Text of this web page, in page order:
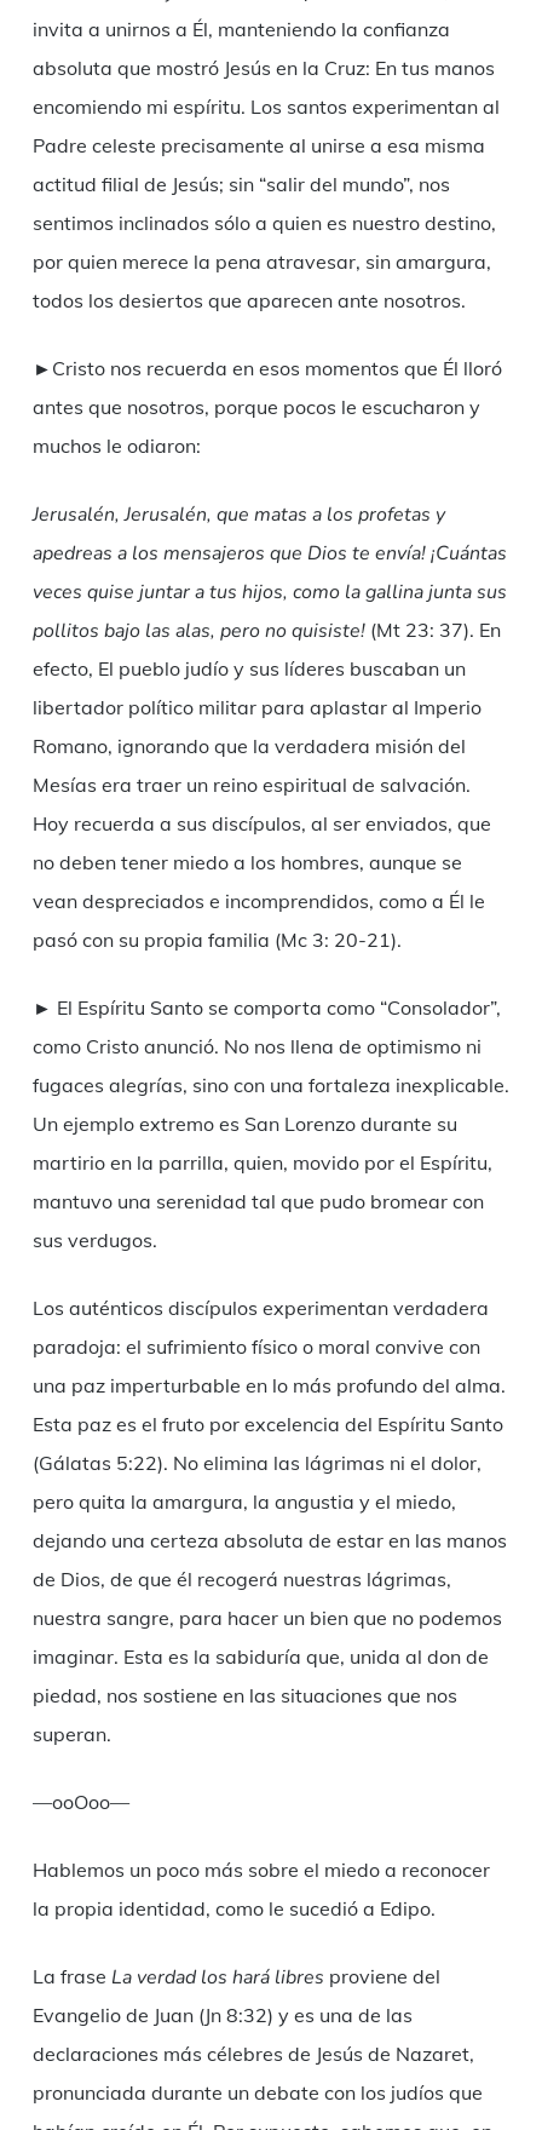
invita a unirnos a Él, manteniendo la confianza
absoluta que mostró Jesús en la Cruz: En tus manos
encomiendo mi espíritu. Los santos experimentan al
Padre celeste precisamente al unirse a esa misma
actitud filial de Jesús; sin “salir del mundo”, nos
sentimos inclinados sólo a quien es nuestro destino,
por quien merece la pena atravesar, sin amargura,
todos los desiertos que aparecen ante nosotros.
►Cristo nos recuerda en esos momentos que Él lloró
antes que nosotros, porque pocos le escucharon y
muchos le odiaron:
Jerusalén, Jerusalén, que matas a los profetas y
apedreas a los mensajeros que Dios te envía! ¡Cuántas
veces quise juntar a tus hijos, como la gallina junta sus
pollitos bajo las alas, pero no quisiste!(Mt 23: 37). En
efecto, El pueblo judío y sus líderes buscaban un
libertador político militar para aplastar al Imperio
Romano, ignorando que la verdadera misión del
Mesías era traer un reino espiritual de salvación.
Hoy recuerda a sus discípulos, al ser enviados, que
no deben tener miedo a los hombres, aunque se
vean despreciados e incomprendidos, como a Él le
pasó con su propia familia (Mc 3: 20-21).
► El Espíritu Santo se comporta como “Consolador”,
como Cristo anunció. No nos llena de optimismo ni
fugaces alegrías, sino con una fortaleza inexplicable.
Un ejemplo extremo es San Lorenzo durante su
martirio en la parrilla, quien, movido por el Espíritu,
mantuvo una serenidad tal que pudo bromear con
sus verdugos.
Los auténticos discípulos experimentan verdadera
paradoja: el sufrimiento físico o moral convive con
una paz imperturbable en lo más profundo del alma.
Esta paz es el fruto por excelencia del Espíritu Santo
(Gálatas 5:22). No elimina las lágrimas ni el dolor,
pero quita la amargura, la angustia y el miedo,
dejando una certeza absoluta de estar en las manos
de Dios, de que él recogerá nuestras lágrimas,
nuestra sangre, para hacer un bien que no podemos
imaginar. Esta es la sabiduría que, unida al don de
piedad, nos sostiene en las situaciones que nos
superan.
—ooOoo—
Hablemos un poco más sobre el miedo a reconocer
la propia identidad, como le sucedió a Edipo.
La frase La verdad los hará libres proviene del
Evangelio de Juan (Jn 8:32) y es una de las
declaraciones más célebres de Jesús de Nazaret,
pronunciada durante un debate con los judíos que